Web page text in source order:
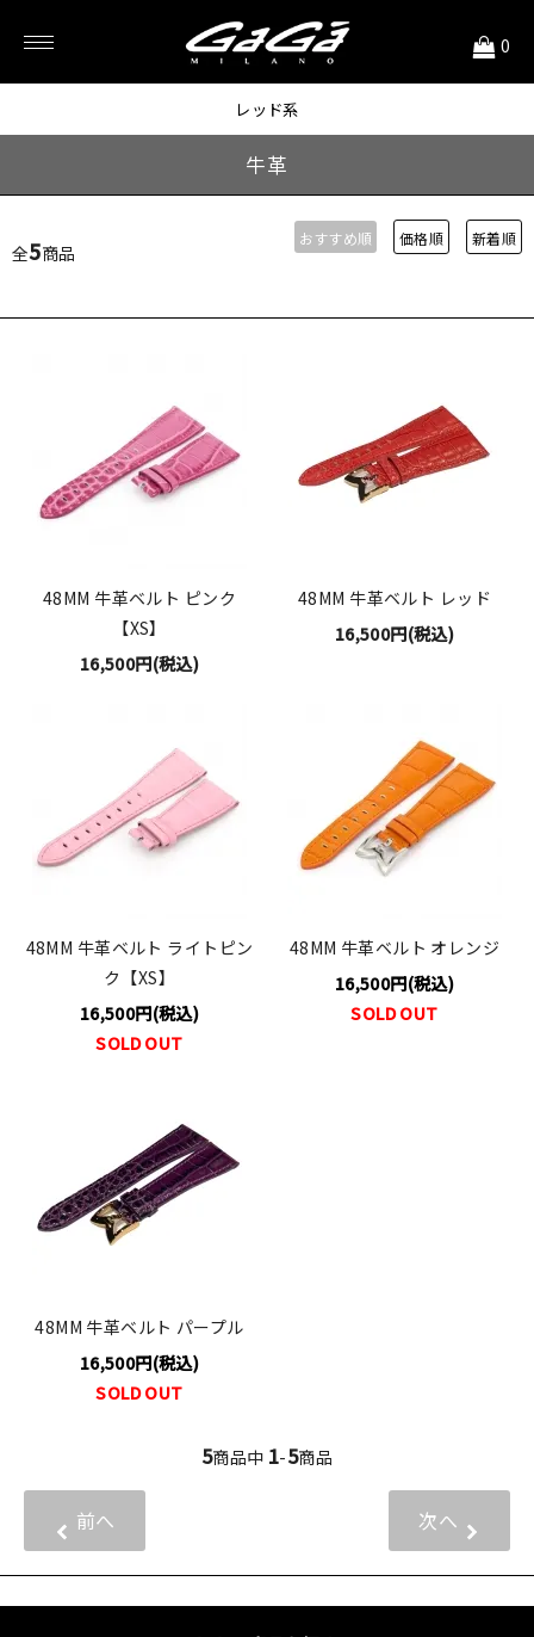
0
48mm用
レッド系
牛革
全5商品
おすすめ順 価格順 新着順
48MM 牛革ベルト ピンク
【XS】
16,500円(税込)
48MM 牛革ベルト レッド
16,500円(税込)
48MM 牛革ベルト ライトピン
ク【XS】
16,500円(税込)
SOLD OUT
48MM 牛革ベルト オレンジ
16,500円(税込)
SOLD OUT
48MM 牛革ベルト パープル
16,500円(税込)
SOLD OUT
5商品中 1-5商品
前へ 次へ